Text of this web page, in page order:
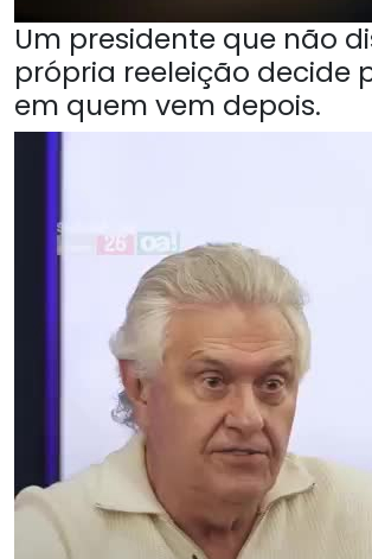
Um presidente que não
própria reeleição decide
em quem vem depois.